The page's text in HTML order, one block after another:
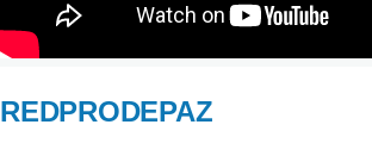
REDPRODEPAZ